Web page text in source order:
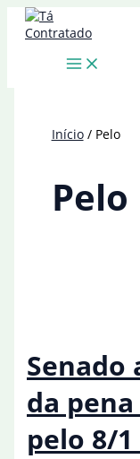
para
Início Pelo
Pelo
Senado
da
pelo 8/